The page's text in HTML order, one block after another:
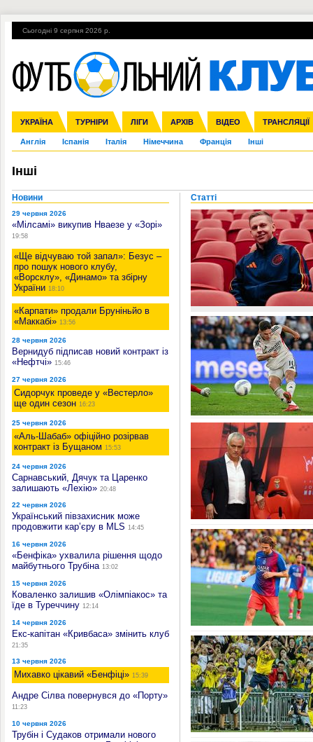
Сьогодні 9 серпня 2026 р.
УКРАЇНА ТУРНІРИ ЛІГИ АРХІВ ВІДЕО ТРАНСЛЯЦІЇ
Збірна Прем'єр-ліга Перша ліга Друга ліга Кубок України
Ліга чемпіонів Ліга Європи Міжнародні Ліга націй Ліга
Англія Іспанія Італія Німеччина Франція Інші
ЧС-2014 ЄВРО-2016 Росія Кубок конфедерацій ЧЄ-2015 (U-
Гарячі теми УПЛ, 2-й тур ВІЙНА УПЛ-ПЕРЕХОДИ
Інші
Новини
29 червня 2026
«Мілсамі» викупив Нваезе у «Зорі»
19:58
«Ще відчуваю той запал»: Безус –
про пошук нового клубу,
«Ворсклу», «Динамо» та збірну
України 18:10
«Карпати» продали Бруніньйо в
«Маккабі» 13:56
28 червня 2026
Вернидуб підписав новий контракт із
«Нефтчі» 15:46
27 червня 2026
Сидорчук проведе у «Вестерло»
ще один сезон 16:23
25 червня 2026
«Аль-Шабаб» офіційно розірвав
контракт із Бущаном 15:53
24 червня 2026
Сарнавський, Дячук та Царенко
залишають «Лехію» 20:48
22 червня 2026
Український півзахисник може
продовжити кар’єру в MLS 14:45
16 червня 2026
«Бенфіка» ухвалила рішення щодо
майбутнього Трубіна 13:02
15 червня 2026
Коваленко залишив «Олімпіакос» та
їде в Туреччину 12:14
14 червня 2026
Екс-капітан «Кривбаса» змінить клуб
21:35
13 червня 2026
Михавко цікавий «Бенфіці» 15:39
Андре Сілва повернувся до «Порту»
11:23
10 червня 2026
Трубін і Судаков отримали нового
Статті